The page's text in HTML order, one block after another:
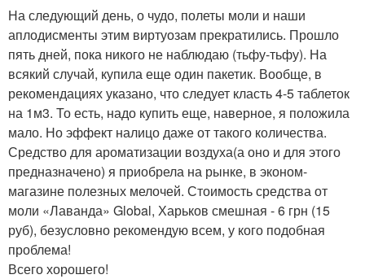
На следующий день, о чудо, полеты моли и наши
аплодисменты этим виртуозам прекратились. Прошло
пять дней, пока никого не наблюдаю (тьфу-тьфу). На
всякий случай, купила еще один пакетик. Вообще, в
рекомендациях указано, что следует класть 4-5 таблеток
на 1м3. То есть, надо купить еще, наверное, я положила
мало. Но эффект налицо даже от такого количества.
Средство для ароматизации воздуха(а оно и для этого
предназначено) я приобрела на рынке, в эконом-
магазине полезных мелочей. Стоимость средства от
моли «Лаванда» Global, Харьков смешная - 6 грн (15
руб), безусловно рекомендую всем, у кого подобная
проблема!
Всего хорошего!